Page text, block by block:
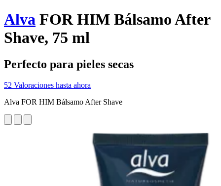
Alva FOR HIM Bálsamo After
Shave, 75 ml
Perfecto para pieles secas
52 Valoraciones hasta ahora
Alva FOR HIM Bálsamo After Shave